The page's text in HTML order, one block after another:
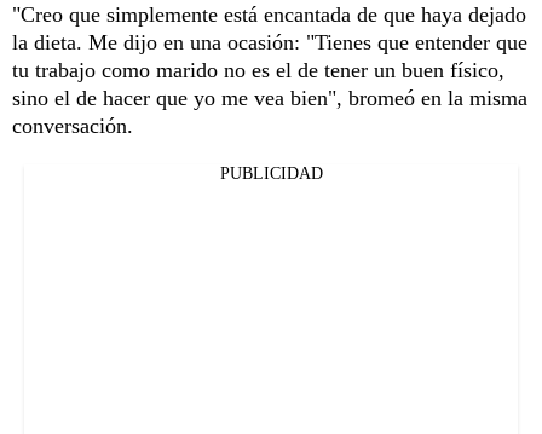
"Creo que simplemente está encantada de que haya dejado
la dieta. Me dijo en una ocasión: "Tienes que entender que
tu trabajo como marido no es el de tener un buen físico,
sino el de hacer que yo me vea bien", bromeó en la misma
conversación.
PUBLICIDAD